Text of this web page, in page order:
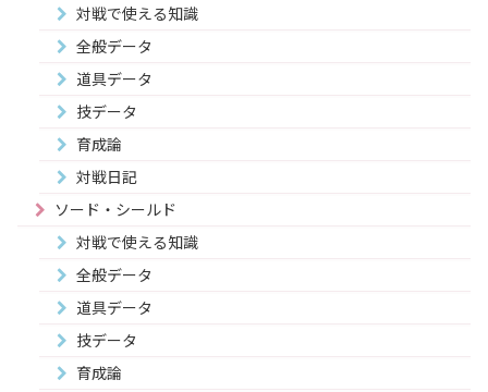
対戦で使える知識
全般データ
道具データ
技データ
育成論
対戦日記
ソード・シールド
対戦で使える知識
全般データ
道具データ
技データ
育成論